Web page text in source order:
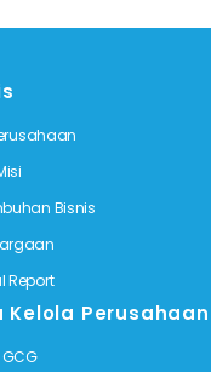
Bisnis
Report
Kelola Perusahaan